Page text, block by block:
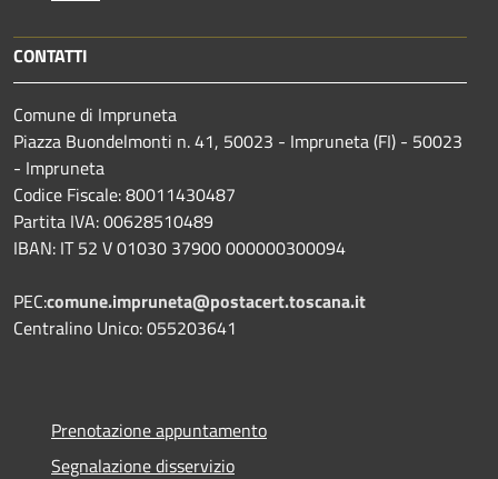
CONTATTI
Comune di Impruneta
Piazza Buondelmonti n. 41, 50023 - Impruneta (FI) - 50023
- Impruneta
Codice Fiscale: 80011430487
Partita IVA: 00628510489
IBAN: IT 52 V 01030 37900 000000300094
PEC:comune.impruneta@postacert.toscana.it
Centralino Unico: 055203641
Prenotazione appuntamento
Segnalazione disservizio